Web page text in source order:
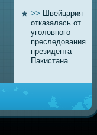
>> Швейцария
отказалась от
уголовного
преследовaния
президента
Пакистанa